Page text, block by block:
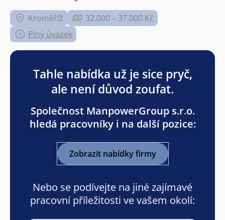
Kroměříž
32.000 – 37.000 Kč
Plný úvazek
Tahle nabídka už je sice pryč,
ale není důvod zoufat.
Společnost ManpowerGroup s.r.o.
hledá pracovníky i na další pozice:
Zobrazit nabídky firmy
Nebo se podívejte na jiné zajímavé
pracovní příležitosti ve vašem okolí: